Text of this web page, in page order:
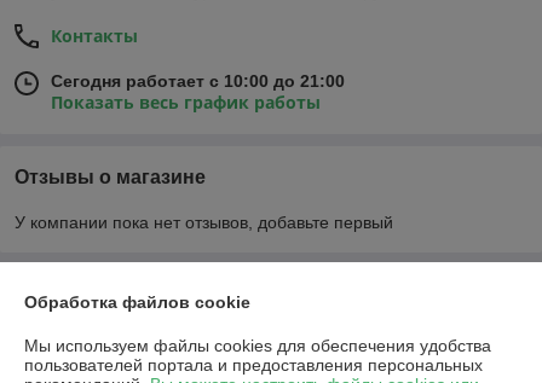
Контакты
Сегодня работает с 10:00 до 21:00
Показать весь график работы
Отзывы о магазине
У компании пока нет отзывов, добавьте первый
О нас
Контакты
Обработка файлов cookie
Мы используем файлы cookies для обеспечения удобства
пользователей портала и предоставления персональных